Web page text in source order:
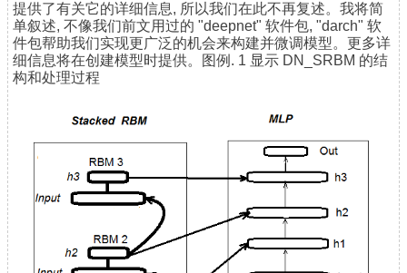
提供了有关它的详细信息, 所以我们在此不再复述。我将简
单叙述, 不像我们前文用过的 "deepnet" 软件包, "darch" 软
件包帮助我们实现更广泛的机会来构建并微调模型。更多详
细信息将在创建模型时提供。图例. 1 显示 DN_SRBM 的结
构和处理过程